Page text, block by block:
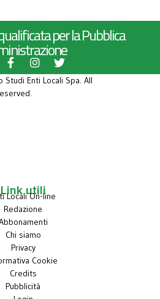
per la Pubblica
Enti Locali Spa. All
Link utili
Locali On-line
Redazione
Chi siamo
Privacy
Cookie
Credits
Pubblicità